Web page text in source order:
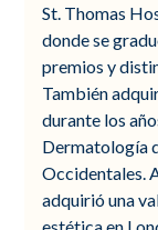
St. Thomas
donde se
premios y
También
durante los
Dermatología
Occidentales.
adquirió una